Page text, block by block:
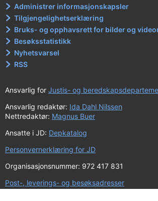
Administrer informasjonskapsler
Tilgjengelighetserklæring
Bruks- og opphavsrett for bilder og
Besøksstatistikk
Nyhetsvarsel
RSS
Ansvarlig for Justis- og
Ansvarlig redaktør: Ida Dahl Nilssen
Nettredaktør: Magnus Buer
Ansatte i JD: Depkatalog
Personvernerklæring for JD
Organisasjonsnummer: 972 417 831
Post-, leverings- og besøksadresser